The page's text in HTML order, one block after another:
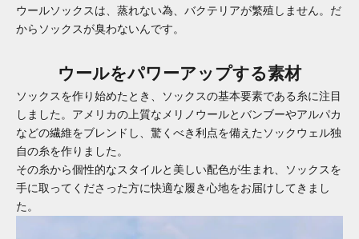
ウールソックスは、蒸れない為、バクテリアが繁殖しません。だ
からソックスが臭わないんです。
ウールをパワーアップする素材
ソックスを作り始めたとき、ソックスの基本要素である糸に注目
しました。アメリカの上質なメリノウールとバンブーやアルパカ
などの繊維をブレンドし、驚くべき利点を備えたソックウェル独
自の糸を作りました。
その糸から個性的なスタイルと美しい配色が生まれ、ソックスを
手に取ってくださった方に快適な履き心地をお届けしてきまし
た。